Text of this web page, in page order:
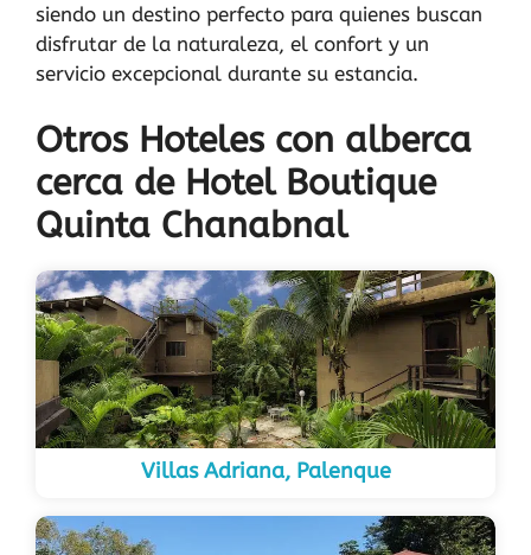
siendo un destino perfecto para quienes buscan
disfrutar de la naturaleza, el confort y un
servicio excepcional durante su estancia.
Otros Hoteles con alberca
cerca de Hotel Boutique
Quinta Chanabnal
Villas Adriana, Palenque